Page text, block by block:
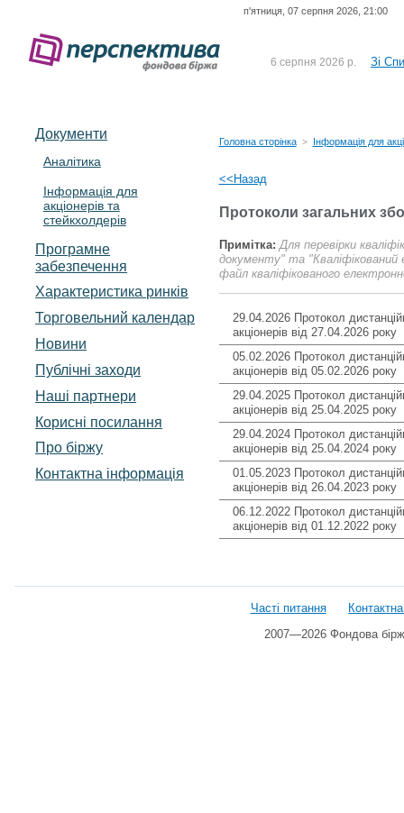
п'ятниця, 07 серпня 2026, 21:00
6 серпня 2026 р. Зі
UA4000232607)
відсоткова електронна
Документи
Аналітика
Інформація для
акціонерів та
стейкхолдерів
Програмне
забезпечення
Характеристика pинків
Торговельний календар
Новини
Публічні заходи
Наші партнери
Корисні посилання
Про біржу
Контактна інформація
Головна сторінка > Інформація для
<<Назад
Протоколи загальних
Примітка: Для перевірки
документу" та "Кваліфікований
файл кваліфікованого
29.04.2026 Протокол
акціонерів від 27.04.2026 року
05.02.2026 Протокол
акціонерів від 05.02.2026 року
29.04.2025 Протокол
акціонерів від 25.04.2025 року
29.04.2024 Протокол
акціонерів від 25.04.2024 року
01.05.2023 Протокол
акціонерів від 26.04.2023 року
06.12.2022 Протокол
акціонерів від 01.12.2022 року
Часті питання
2007—2026 Фондова